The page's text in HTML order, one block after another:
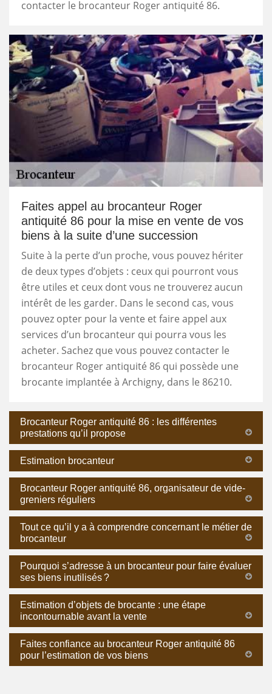
contacter le brocanteur Roger antiquité 86.
Faites appel au brocanteur Roger
antiquité 86 pour la mise en vente de vos
biens à la suite d’une succession
Suite à la perte d’un proche, vous pouvez hériter
de deux types d’objets : ceux qui pourront vous
être utiles et ceux dont vous ne trouverez aucun
intérêt de les garder. Dans le second cas, vous
pouvez opter pour la vente et faire appel aux
services d’un brocanteur qui pourra vous les
acheter. Sachez que vous pouvez contacter le
brocanteur Roger antiquité 86 qui possède une
brocante implantée à Archigny, dans le 86210.
Brocanteur Roger antiquité 86 : les différentes
prestations qu’il propose
Estimation brocanteur
Brocanteur Roger antiquité 86, organisateur de vide-
greniers réguliers
Tout ce qu’il y a à comprendre concernant le métier de
brocanteur
Pourquoi s’adresse à un brocanteur pour faire évaluer
ses biens inutilisés ?
Estimation d’objets de brocante : une étape
incontournable avant la vente
Faites confiance au brocanteur Roger antiquité 86
pour l’estimation de vos biens